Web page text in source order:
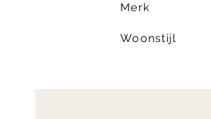
Merk
Woonstijl